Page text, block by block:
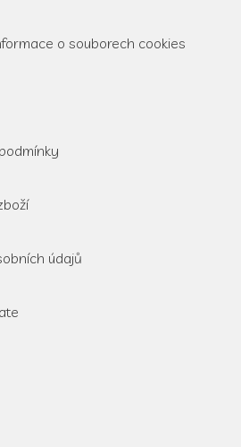
o souborech cookies
údajů